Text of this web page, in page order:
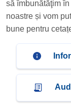
să îmbunătăţim
noastre și vom
bune pentru